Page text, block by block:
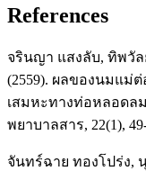
References
จรินญา แสงลับ, ทิพวั
(2559). ผลของนมแม่
เสมหะทางท่อหลอดล
พยาบาลสาร, 22(1),
จันทร์ฉาย ทองโปร่ง,